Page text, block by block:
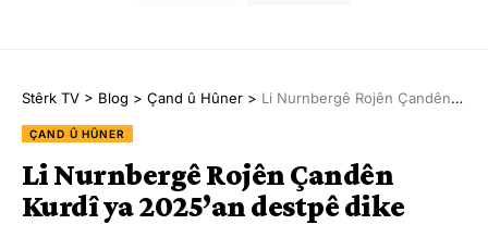
Stêrk TV > Blog > Çand û Hûner > Li Nurnbergê Rojên Çandên Kurdî ya 2025’an destpê dike
ÇAND Û HÛNER
Li Nurnbergê Rojên Çandên
Kurdî ya 2025’an destpê dike